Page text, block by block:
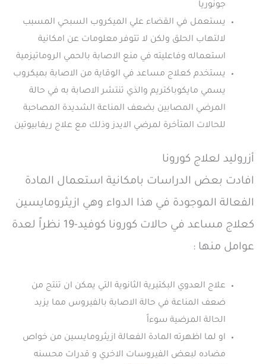
جونوريا
يستعمل في القضاء علي الميكروب السبحي المسبب
لالتهاب الحلق ولكن لا تتوفر معلومات عن امكانية
استعماله وفاعليته في منع الاصابة بالحمي الروماتيزمية
يستخدم كعلاج مساعد في الوقاية من الاصابة بميكروب
يسمي مايكوباكتريم والذي تنتشر الاصابة به في حالة
المرضي المصابين بضعف المناعة الشديدة المصاحبة
للحالات المتأخرة لمرضي الايدز وذلك مع علاج ريفابيوتين
أزروليد لعلاج كورونا
افادت بعض الدراسات بامكانية استعمال المادة
الفعالة الموجودة في هذا الدواء وهي ازيثرومايسين
كعلاج مساعد في حالات كورونا كوفيد-19 نظراً لعدة
عوامل منها :
علاج العدوي البكتيرية الثانوية التي يمكن ان تنتج من
ضعف المناعة في حالة الاصابة بالفيروس مما يزيد
الحالة المرضية سوءاً
او لما اظهرته المادة الفعالة ازيثرومايسين من خواص
مضاده لبعض الفيروسات الاخري و قدرات محسنه